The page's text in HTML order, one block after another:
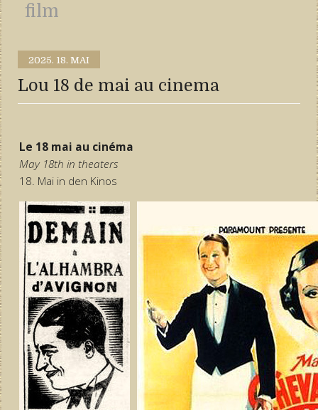
film
2025. 18. MAI
Lou 18 de mai au cinema
Le 18 mai au cinéma
May 18th in theaters
18. Mai in den Kinos